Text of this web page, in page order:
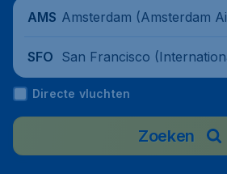
AMS Amsterdam (Amsterdam
SFO San Francisco
n van San Francisco),
Directe vluchten
Zoeken